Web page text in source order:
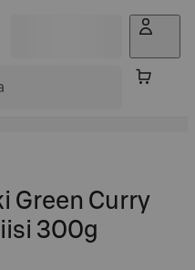
Green Curry
300g